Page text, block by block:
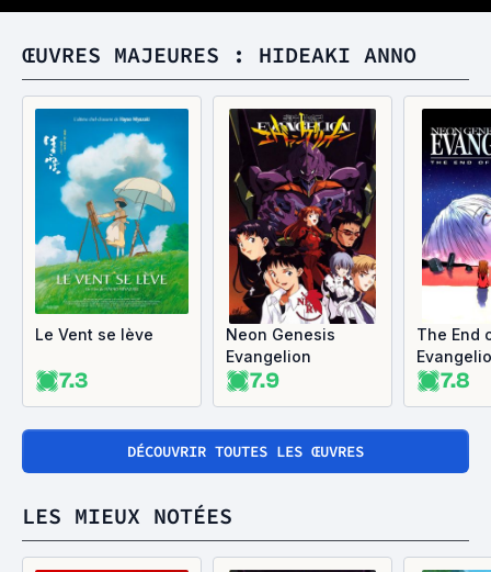
ŒUVRES MAJEURES : HIDEAKI ANNO
Le Vent se lève
7.3
Neon Genesis
Evangelion
7.9
The End
7.8
DÉCOUVRIR TOUTES LES ŒUVRES
LES MIEUX NOTÉES